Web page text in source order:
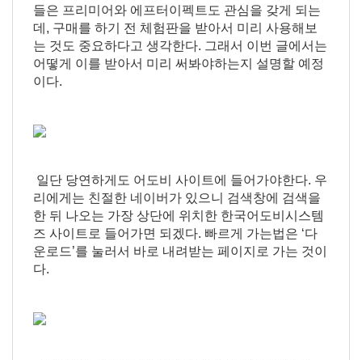
들은 프리미어와 에프터이펙트도 관심을 갖게 되는
데, 구매를 하기 전 체험판을 받아서 미리 사용해보
는 것도 중요하다고 생각한다. 그래서 이번 글에서는
어떻게 이를 받아서 미리 써봐야하는지 설명할 예정
이다.
일단 당연하게도 어도비 사이트에 들어가야한다. 우
리에게는 친절한 네이버가 있으니 검색창에 검색을
한 뒤 나오는 가장 상단에 위치한 한국어도비시스템
즈 사이트로 들어가면 되겠다. 빠르게 가는법은 ‘다
운로드’를 눌러서 바로 내려받는 페이지로 가는 것이
다.